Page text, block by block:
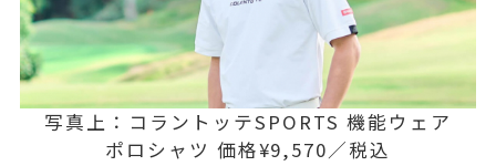
写真上：コラントッテSPORTS 機能ウェア
ポロシャツ 価格¥9,570／税込